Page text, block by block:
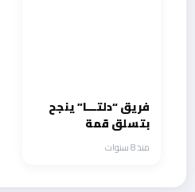
فريق “دلتـــا” ينجح
بتسلق قمة
لوبوتشيه 6119 مترمنذ 8 سنوات